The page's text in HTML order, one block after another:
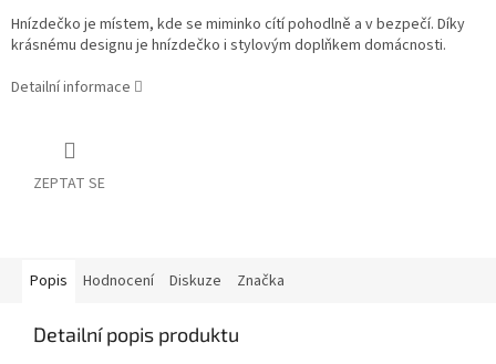
Hnízdečko je místem, kde se miminko cítí pohodlně a v bezpečí. Díky
krásnému designu je hnízdečko i stylovým doplňkem domácnosti.
Detailní informace
ZEPTAT SE
Popis Hodnocení Diskuze Značka
Detailní popis produktu